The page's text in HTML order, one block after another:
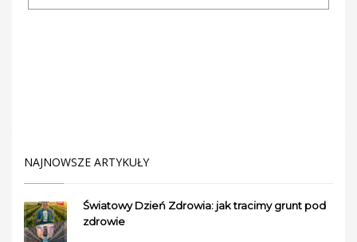
NAJNOWSZE ARTYKUŁY
Światowy Dzień Zdrowia: jak tracimy grunt pod
zdrowie